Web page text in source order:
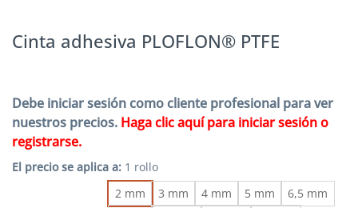
Cinta adhesiva PLOFLON® PTFE
Debe iniciar sesión como cliente profesional para ver
nuestros precios. Haga clic aquí para iniciar sesión o
registrarse.
El precio se aplica a: 1 rollo
2 mm 3 mm 4 mm 5 mm
6,5 mm